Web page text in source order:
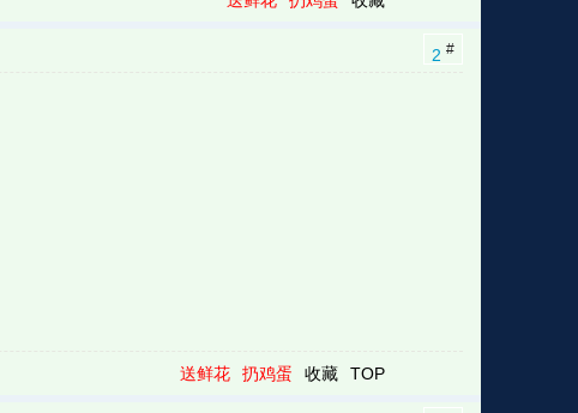
2 #
送鲜花 扔鸡蛋 收藏 TOP